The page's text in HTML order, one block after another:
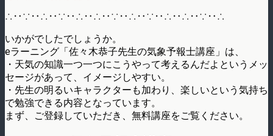
∴‥∵‥∴‥∵‥∴‥∴‥∵‥∴‥∵‥∴‥∴‥∵‥∴
いかがでしたでしょうか。
eラーニング「佐々木恭子先生の気象予報士講座」は、
・天気の知識一つ一つにこうやって考えるんだよというメッ
セージがあって、イメージしやすい。
・先生の明るいキャラクターも加わり、楽しいという気持ち
で勉強できる内容となっています。
まず、ご登録していただき、無料講座をご覧ください。